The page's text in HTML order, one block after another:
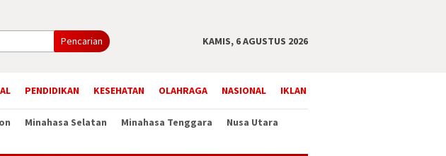
Pencarian KAMIS, 6 AGUSTUS 2026
PENDIDIKAN KESEHATAN OLAHRAGA NASIONAL IKLAN
Minahasa Selatan Minahasa Tenggara
Nusa Utara